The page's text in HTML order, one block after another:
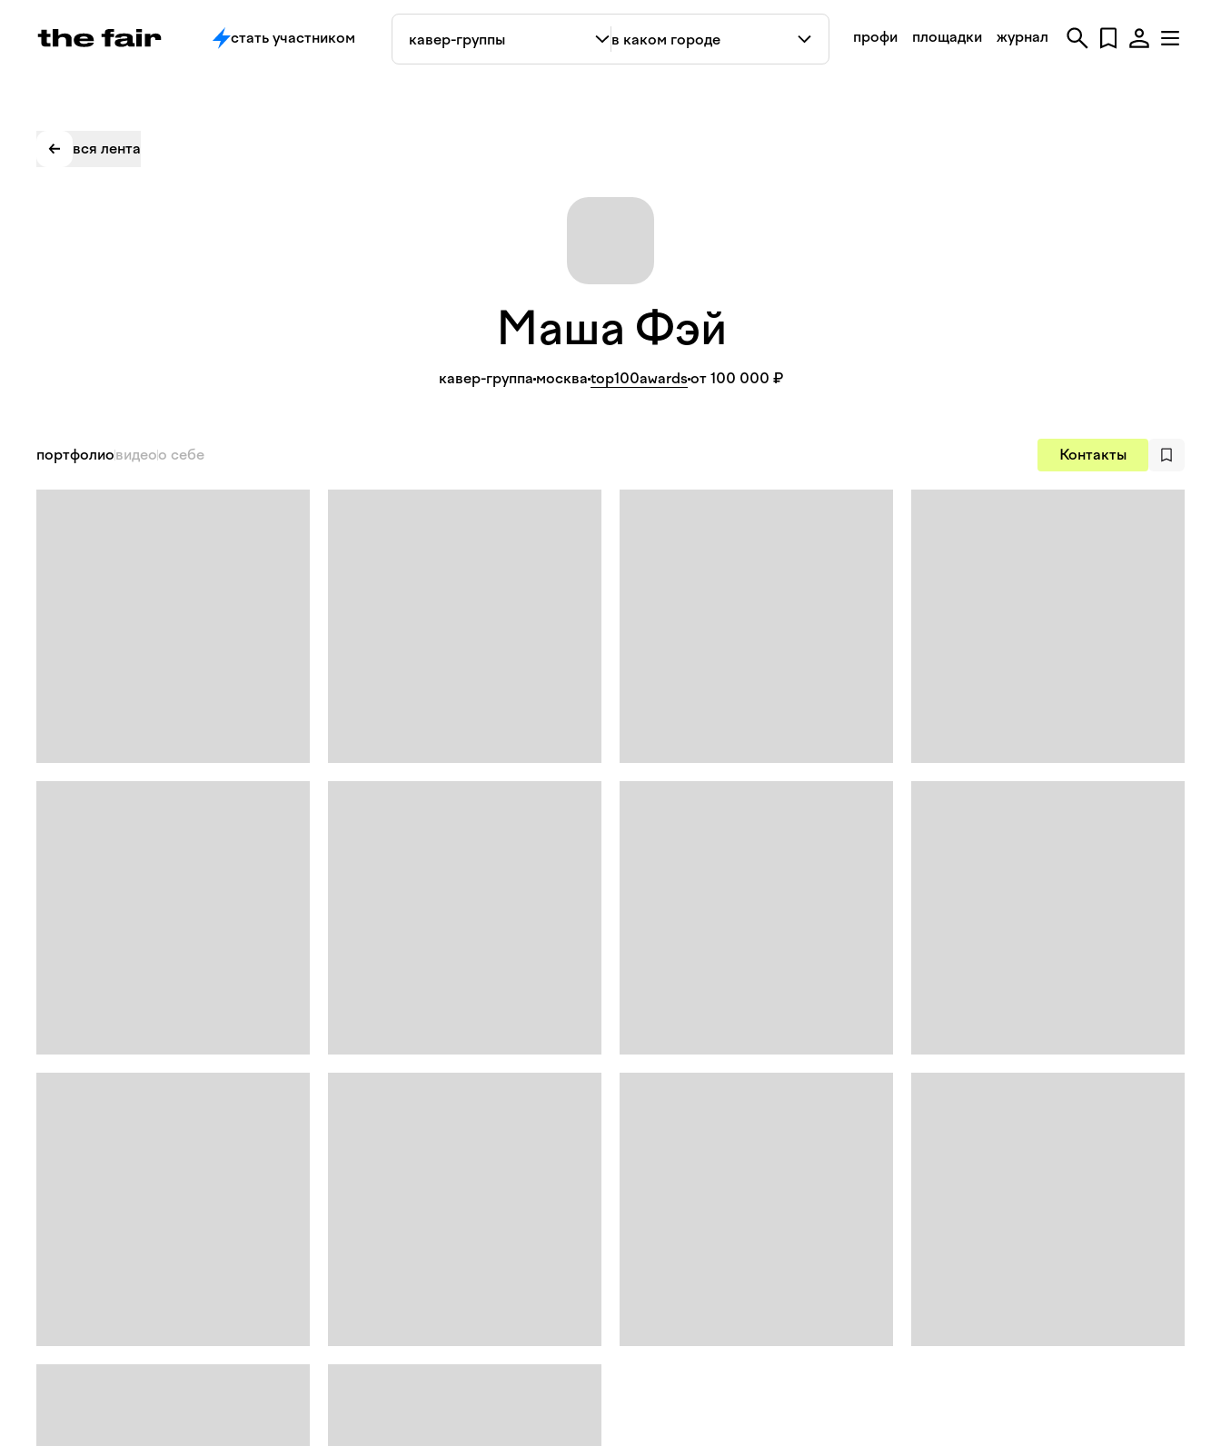
профи площадки журнал
стать участником
вся лента
Маша Фэй
кавер-группамоскваtop100awardsот 100 000 ₽
портфолиовидеоо себе Контакты